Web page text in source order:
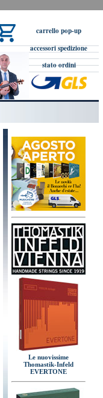
carrello pop-up
accessori spedizione
stato ordini
in giornata se pervenuti
Le nuovissime
Thomastik-Infeld
EVERTONE